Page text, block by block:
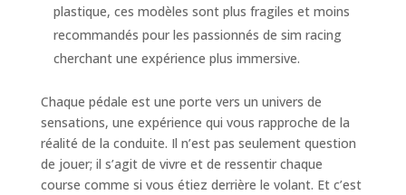
plastique, ces modèles sont plus fragiles et moins
recommandés pour les passionnés de sim racing
cherchant une expérience plus immersive.
Chaque pédale est une porte vers un univers de
sensations, une expérience qui vous rapproche de la
réalité de la conduite. Il n’est pas seulement question
de jouer; il s’agit de vivre et de ressentir chaque
course comme si vous étiez derrière le volant. Et c’est